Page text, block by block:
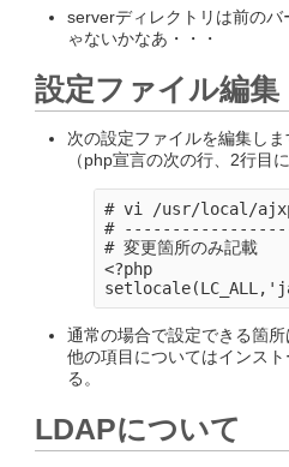
serverディレクトリは前の
ゃないかなあ・・・
設定ファイル編集
次の設定ファイルを編集しま
（php宣言の次の行、2行目
# vi /usr/local/
#
# 変更箇所のみ記載
<?php
通常の場合で設定できる箇所
他の項目についてはインス
る。
LDAPについて